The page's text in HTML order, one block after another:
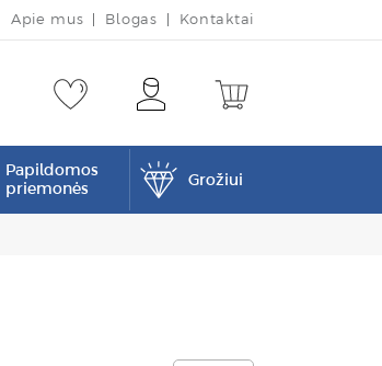
Apie mus Blogas Kontaktai
Papildomos
priemonės
Grožiui